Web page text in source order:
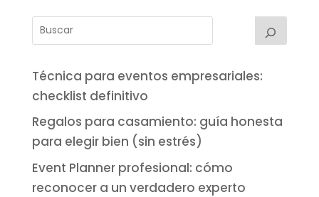
Técnica para eventos empresariales:
checklist definitivo
Regalos para casamiento: guía honesta
para elegir bien (sin estrés)
Event Planner profesional: cómo
reconocer a un verdadero experto